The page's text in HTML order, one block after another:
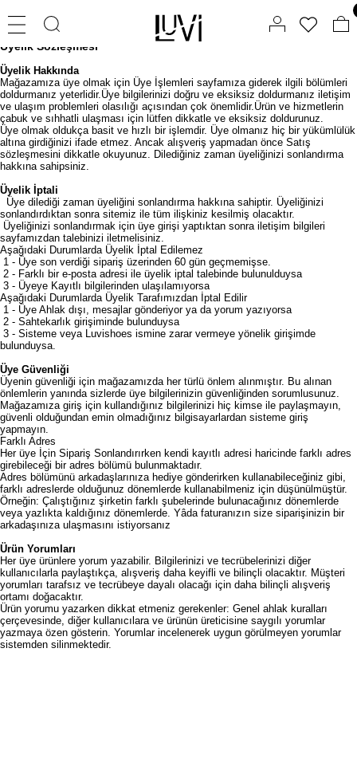
Üyelik Sözleşmesi
Üyelik Hakkında
Mağazamıza üye olmak için Üye İşlemleri sayfamıza giderek ilgili bölümleri
doldurmanız yeterlidir.Üye bilgilerinizi doğru ve eksiksiz doldurmanız iletişim
ve ulaşım problemleri olasılığı açısından çok önemlidir.Ürün ve hizmetlerin
çabuk ve sıhhatli ulaşması için lütfen dikkatle ve eksiksiz doldurunuz.
Üye olmak oldukça basit ve hızlı bir işlemdir. Üye olmanız hiç bir yükümlülük
altına girdiğinizi ifade etmez. Ancak alışveriş yapmadan önce Satış
sözleşmesini dikkatle okuyunuz. Dilediğiniz zaman üyeliğinizi sonlandırma
hakkına sahipsiniz.
Üyelik İptali
Üye dilediği zaman üyeliğini sonlandırma hakkına sahiptir. Üyeliğinizi
sonlandırdıktan sonra sitemiz ile tüm ilişkiniz kesilmiş olacaktır.
Üyeliğinizi sonlandırmak için üye girişi yaptıktan sonra iletişim bilgileri
sayfamızdan talebinizi iletmelisiniz.
Aşağıdaki Durumlarda Üyelik İptal Edilemez
1 - Üye son verdiği sipariş üzerinden 60 gün geçmemişse.
2 - Farklı bir e-posta adresi ile üyelik iptal talebinde bulunulduysa
3 - Üyeye Kayıtlı bilgilerinden ulaşılamıyorsa
Aşağıdaki Durumlarda Üyelik Tarafımızdan İptal Edilir
1 - Üye Ahlak dışı, mesajlar gönderiyor ya da yorum yazıyorsa
2 - Sahtekarlık girişiminde bulunduysa
3 - Sisteme veya Luvishoes ismine zarar vermeye yönelik girişimde
bulunduysa.
Üye Güvenliği
Üyenin güvenliği için mağazamızda her türlü önlem alınmıştır. Bu alınan
önlemlerin yanında sizlerde üye bilgilerinizin güvenliğinden sorumlusunuz.
Mağazamıza giriş için kullandığınız bilgilerinizi hiç kimse ile paylaşmayın,
güvenli olduğundan emin olmadığınız bilgisayarlardan sisteme giriş
yapmayın.
Farklı Adres
Her üye İçin Sipariş Sonlandırırken kendi kayıtlı adresi haricinde farklı adres
girebileceği bir adres bölümü bulunmaktadır.
Adres bölümünü arkadaşlarınıza hediye gönderirken kullanabileceğiniz gibi,
farklı adreslerde olduğunuz dönemlerde kullanabilmeniz için düşünülmüştür.
Örneğin: Çalıştığınız şirketin farklı şubelerinde bulunacağınız dönemlerde
veya yazlıkta kaldığınız dönemlerde. Yâda faturanızın size siparişinizin bir
arkadaşınıza ulaşmasını istiyorsanız
Ürün Yorumları
Her üye ürünlere yorum yazabilir. Bilgilerinizi ve tecrübelerinizi diğer
kullanıcılarla paylaştıkça, alışveriş daha keyifli ve bilinçli olacaktır. Müşteri
yorumları tarafsız ve tecrübeye dayalı olacağı için daha bilinçli alışveriş
ortamı doğacaktır.
Ürün yorumu yazarken dikkat etmeniz gerekenler: Genel ahlak kuralları
çerçevesinde, diğer kullanıcılara ve ürünün üreticisine saygılı yorumlar
yazmaya özen gösterin. Yorumlar incelenerek uygun görülmeyen yorumlar
sistemden silinmektedir.